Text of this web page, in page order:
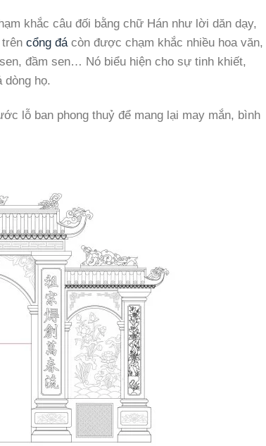
khắc câu đối bằng chữ Hán như lời dăn dạy,
cổng đá còn được chạm khắc nhiều hoa văn,
đầm sen… Nó biểu hiện cho sự tinh khiết,
dòng họ.
lỗ ban phong thuỷ để mang lại may mắn, bình